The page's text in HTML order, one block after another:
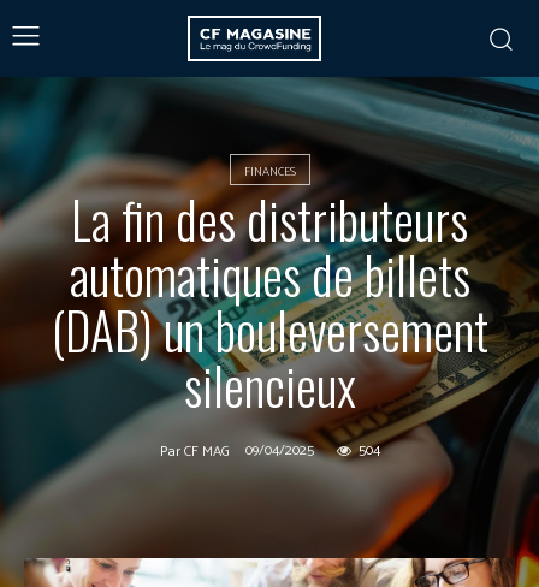
FINANCES
La fin des distributeurs
automatiques de billets
(DAB) un bouleversement
silencieux
ParCF MAG 09/04/2025 504